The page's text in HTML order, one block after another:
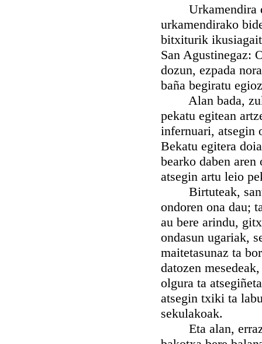
Urkamendira
urkamendirako
bitxiturik
San Agustinegaz:
dozun, ezpada
baña begiratu
Alan bada, zuk
pekatu egitean
infernuari, atsegin
Bekatu egitera
bearko daben
atsegin artu leio
Birtuteak,
ondoren ona dau;
au bere arindu,
ondasun ugariak,
maitetasunaz ta
datozen
olgura ta
atsegin txiki ta
sekulakoak.
Eta alan,